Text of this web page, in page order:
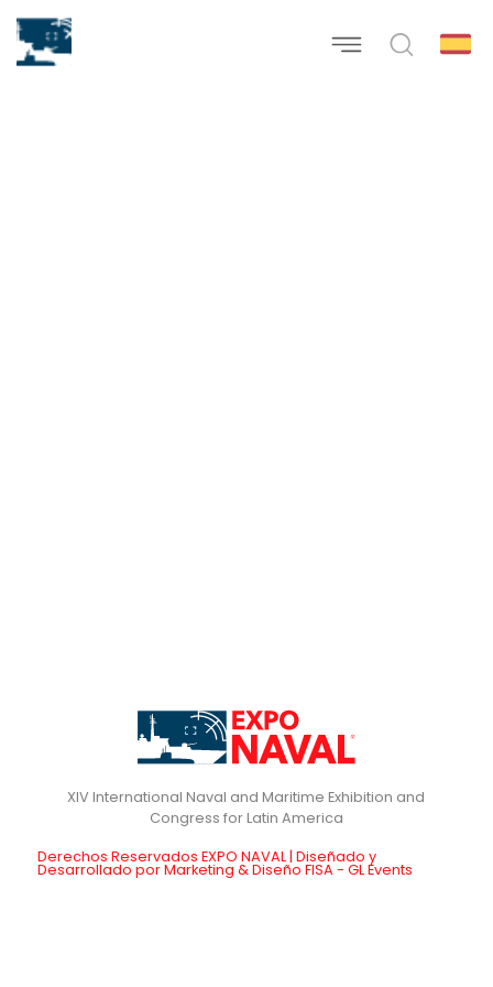
XIV International Naval and Maritime Exhibition and
Derechos Reservados EXPO NAVAL | Diseñado y
Desarrollado por Marketing & Diseño FISA - GL Events